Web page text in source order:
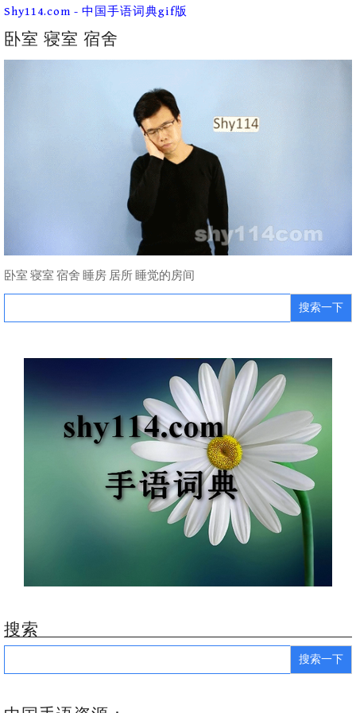
Skip
content
Shy114.com - 中国手语词典gif版
卧室 寝室 宿舍
卧室 寝室 宿舍 睡房 居所 睡觉的房间
Search
搜索
Search